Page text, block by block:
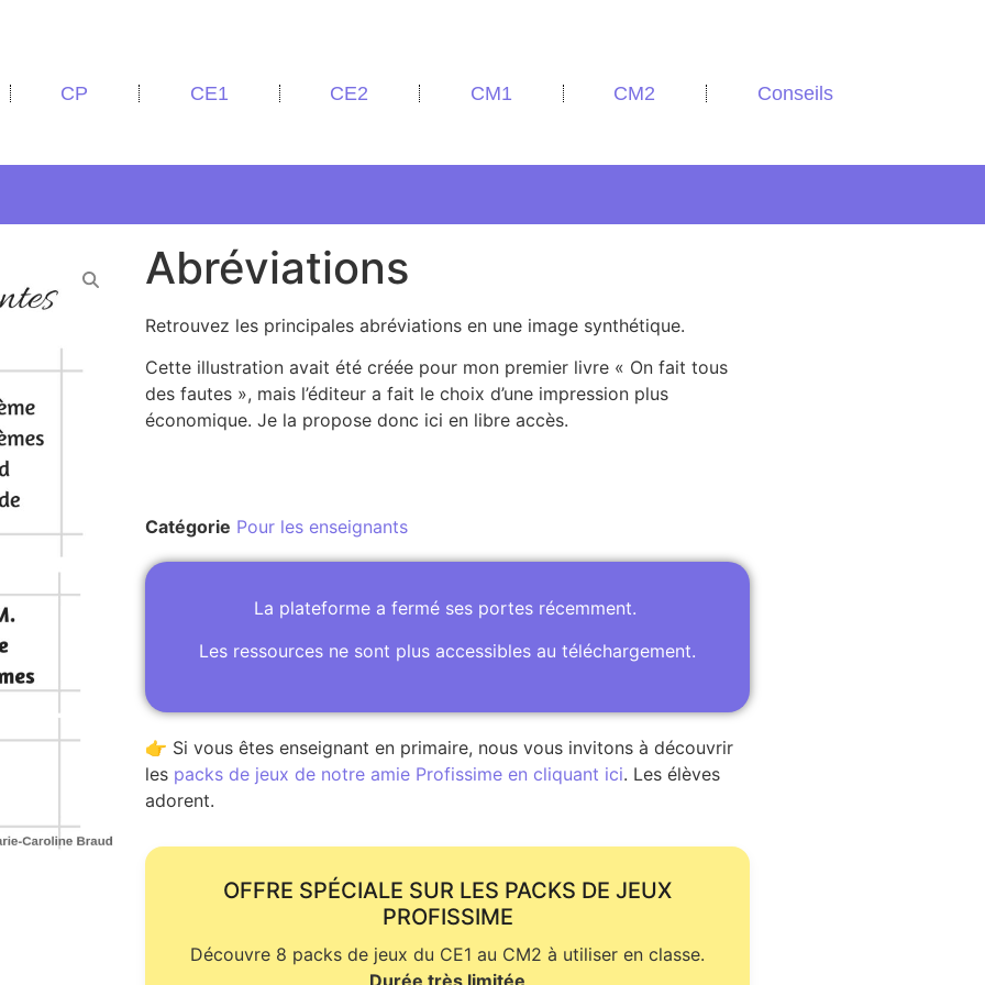
CP CE1 CE2 CM1 CM2 Conseils
Abréviations
Retrouvez les principales abréviations en une image synthétique.
Cette illustration avait été créée pour mon premier livre « On fait tous
des fautes », mais l’éditeur a fait le choix d’une impression plus
économique. Je la propose donc ici en libre accès.
Catégorie Pour les enseignants
La plateforme a fermé ses portes récemment.
Les ressources ne sont plus accessibles au téléchargement.
👉 Si vous êtes enseignant en primaire, nous vous invitons à découvrir
les packs de jeux de notre amie Profissime en cliquant ici. Les élèves
adorent.
OFFRE SPÉCIALE SUR LES PACKS DE JEUX
PROFISSIME
Découvre 8 packs de jeux du CE1 au CM2 à utiliser en classe.
Durée très limitée